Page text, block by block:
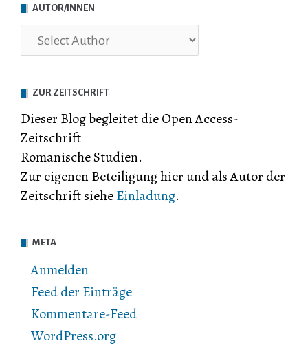
AUTOR/INNEN
ZUR ZEITSCHRIFT
Dieser Blog begleitet die Open Access-
Zeitschrift
Romanische Studien.
Zur eigenen Beteiligung hier und als Autor der
Zeitschrift sieheEinladung.
META
Anmelden
Feed der Einträge
Kommentare-Feed
WordPress.org